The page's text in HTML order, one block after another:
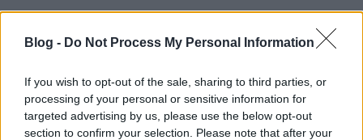
Blog - Do Not Process My Personal Information
If you wish to opt-out of the sale, sharing to third parties, or
processing of your personal or sensitive information for
targeted advertising by us, please use the below opt-out
section to confirm your selection. Please note that after your
Karácsonykor kerül az amerikai (és remélhetőleg a
hazai) filmszínházakba a legújabb celluloid
Marshall rendezte filmváltozata. A főszerepekben
Meryl Streep (Banya), James Corden (Pék), Emily
Blunt (Pékné), Daniel Huttlestone (Jankó) és Anna…